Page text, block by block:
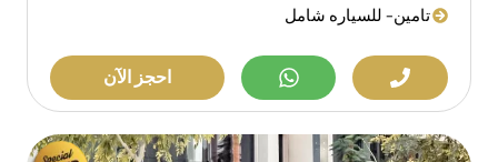
تامين- للسياره شامل
احجز الآن